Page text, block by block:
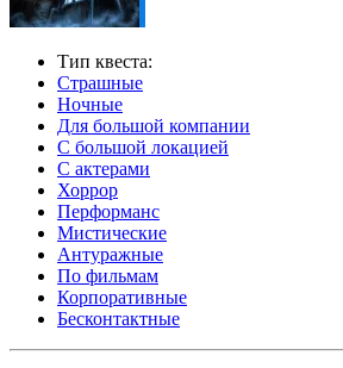
Тип квеста:
Страшные
Ночные
Для большой компании
С большой локацией
С актерами
Хоррор
Перформанс
Мистические
Антуражные
По фильмам
Корпоративные
Бесконтактные